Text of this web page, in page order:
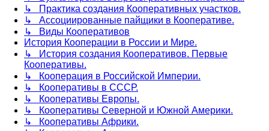
↳ Практика создания Кооперативных участков.
↳ Ассоциированные пайщики в Кооперативе.
↳ Виды Кооперативов
История Кооперации в России и Мире.
↳ История создания Кооперативов. Первые
Кооперативы.
↳ Кооперация в Российской Империи.
↳ Кооперативы в СССР.
↳ Кооперативы Европы.
↳ Кооперативы Северной и Южной Америки.
↳ Кооперативы Африки.